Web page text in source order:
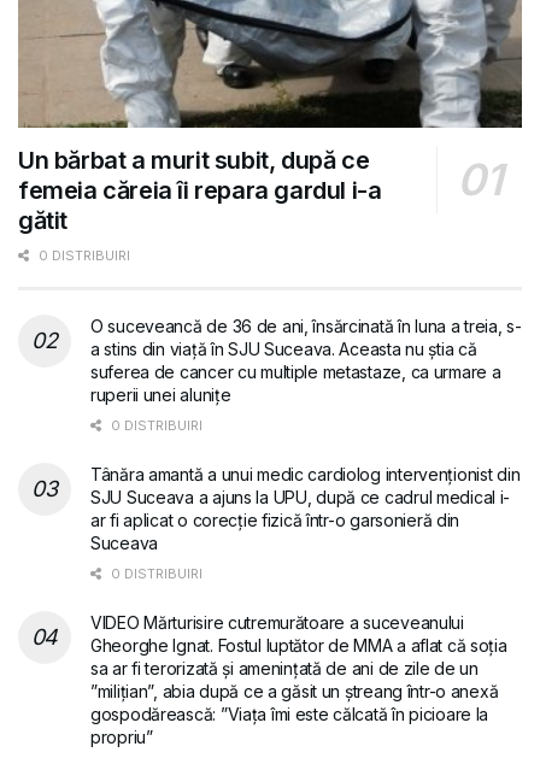
Un bărbat a murit subit, după ce
femeia căreia îi repara gardul i-a
gătit
0 DISTRIBUIRI
O suceveancă de 36 de ani, însărcinată în luna a treia, s-
a stins din viață în SJU Suceava. Aceasta nu știa că
suferea de cancer cu multiple metastaze, ca urmare a
ruperii unei alunițe
0 DISTRIBUIRI
Tânăra amantă a unui medic cardiolog intervenționist din
SJU Suceava a ajuns la UPU, după ce cadrul medical i-
ar fi aplicat o corecție fizică într-o garsonieră din
Suceava
0 DISTRIBUIRI
VIDEO Mărturisire cutremurătoare a suceveanului
Gheorghe Ignat. Fostul luptător de MMA a aflat că soția
sa ar fi terorizată și amenințată de ani de zile de un
”milițian”, abia după ce a găsit un ștreang într-o anexă
gospodărească: ”Viața îmi este călcată în picioare la
propriu”